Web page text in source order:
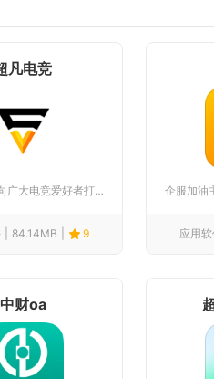
凡电竞
超凡电竞面向广大电竞爱好者打造综合型电竞信息服务平台，整合赛...
84.14MB 9 应用
中财oa